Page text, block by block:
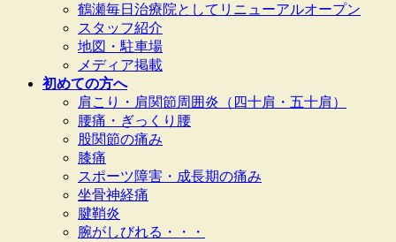
鶴瀬毎日治療院としてリニューアルオープン
スタッフ紹介
地図・駐車場
メディア掲載
初めての方へ
肩こり・肩関節周囲炎（四十肩・五十肩）
腰痛・ぎっくり腰
股関節の痛み
膝痛
スポーツ障害・成長期の痛み
坐骨神経痛
腱鞘炎
腕がしびれる・・・